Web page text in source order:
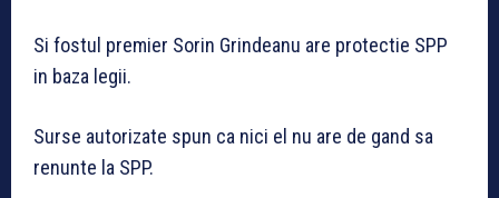
Si fostul premier Sorin Grindeanu are protectie SPP
in baza legii.
Surse autorizate spun ca nici el nu are de gand sa
renunte la SPP.